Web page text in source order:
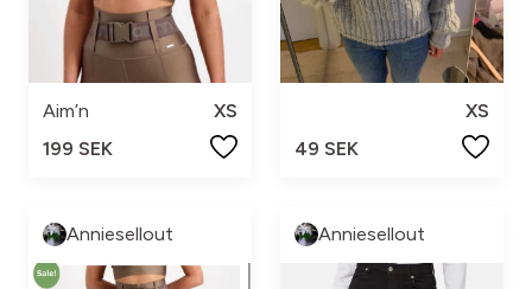
Aim’n
XS
199 SEK
XS
49 SEK
Anniesellout Anniesellout